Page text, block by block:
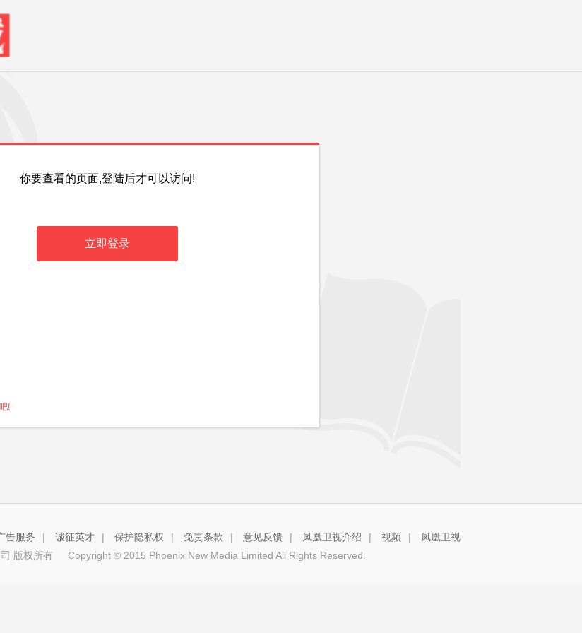
你要查看的页面,登陆后才可以访问!
立即登录
!
告服务 | 诚征英才 | 保护隐私权 | 免责条款 | 意见反馈 | 凤凰卫视介绍 | 视频 |
凤凰卫视
版权所有
Copyright © 2015 Phoenix New Media Limited All Rights Reserved.